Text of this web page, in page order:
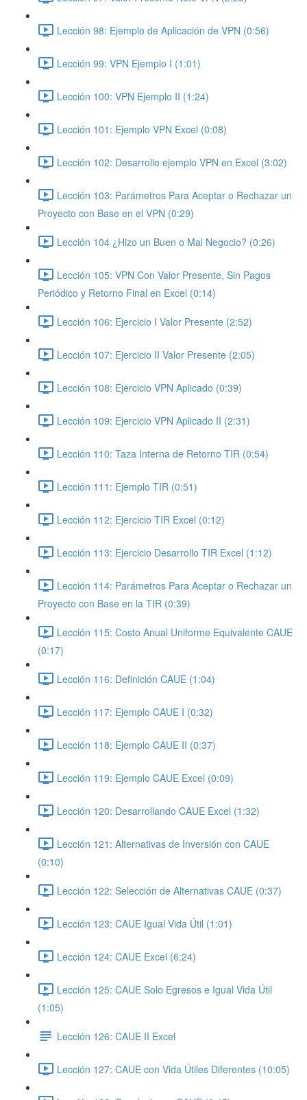
Lección 98: Ejemplo de Aplicación de VPN (0:56)
Lección 99: VPN Ejemplo I (1:01)
Lección 100: VPN Ejemplo II (1:24)
Lección 101: Ejemplo VPN Excel (0:08)
Lección 102: Desarrollo ejemplo VPN en Excel (3:02)
Lección 103: Parámetros Para Aceptar o Rechazar un
Proyecto con Base en el VPN (0:29)
Lección 104 ¿Hizo un Buen o Mal Negocio? (0:26)
Lección 105: VPN Con Valor Presente, Sin Pagos
Periódico y Retorno Final en Excel (0:14)
Lección 106: Ejercicio I Valor Presente (2:52)
Lección 107: Ejercicio II Valor Presente (2:05)
Lección 108: Ejercicio VPN Aplicado (0:39)
Lección 109: Ejercicio VPN Aplicado II (2:31)
Lección 110: Taza Interna de Retorno TIR (0:54)
Lección 111: Ejemplo TIR (0:51)
Lección 112: Ejercicio TIR Excel (0:12)
Lección 113: Ejercicio Desarrollo TIR Excel (1:12)
Lección 114: Parámetros Para Aceptar o Rechazar un
Proyecto con Base en la TIR (0:39)
Lección 115: Costo Anual Uniforme Equivalente CAUE
(0:17)
Lección 116: Definición CAUE (1:04)
Lección 117: Ejemplo CAUE I (0:32)
Lección 118: Ejemplo CAUE II (0:37)
Lección 119: Ejemplo CAUE Excel (0:09)
Lección 120: Desarrollando CAUE Excel (1:32)
Lección 121: Alternativas de Inversión con CAUE
(0:10)
Lección 122: Selección de Alternativas CAUE (0:37)
Lección 123: CAUE Igual Vida Útil (1:01)
Lección 124: CAUE Excel (6:24)
Lección 125: CAUE Solo Egresos e Igual Vida Útil
(1:05)
Lección 126: CAUE II Excel
Lección 127: CAUE con Vida Útiles Diferentes (10:05)